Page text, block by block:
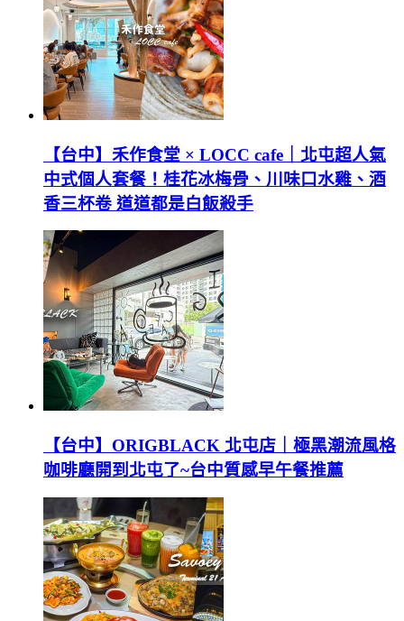
【台中】禾作食堂 × LOCC cafe｜北屯超人氣
中式個人套餐！桂花冰梅骨、川味口水雞、酒
香三杯卷 道道都是白飯殺手
【台中】ORIGBLACK 北屯店｜極黑潮流風格
咖啡廳開到北屯了~台中質感早午餐推薦